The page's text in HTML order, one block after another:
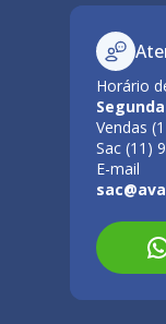
Horário
Vendas
Sac (11)
E-mail